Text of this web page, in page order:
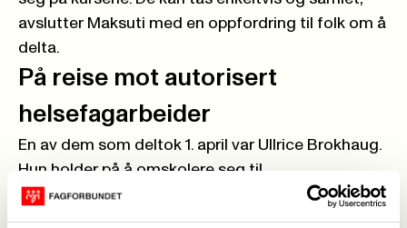
avslutter Maksuti med en oppfordring til folk om å
delta.
På reise mot autorisert
helsefagarbeider
En av dem som deltok 1. april var Ullrice Brokhaug.
Hun holder på å omskolere seg til
helsefagarbeider, etter en lang karriere som
flyvertinne. Hun jobber som miljøarbeider og er i